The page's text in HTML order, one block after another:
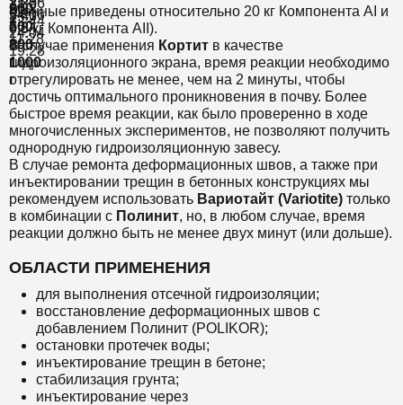
3:30
5:40
9:23
7:24
21:36
12:44
11:28
34:16
24:04
19:28
г
200
г
500
г
800
г
1000
г
(Данные приведены относительно 20 кг Компонента AI и
0,5 кг Компонента AII).
В случае применения Кортит в качестве
гидроизоляционного экрана, время реакции необходимо
отрегулировать не менее, чем на 2 минуты, чтобы
достичь оптимального проникновения в почву. Более
быстрое время реакции, как было проверенно в ходе
многочисленных экспериментов, не позволяют получить
однородную гидроизоляционную завесу.
В случае ремонта деформационных швов, а также при
инъектировании трещин в бетонных конструкциях мы
рекомендуем использовать Вариотайт (Variotite) только
в комбинации с Полинит, но, в любом случае, время
реакции должно быть не менее двух минут (или дольше).
ОБЛАСТИ ПРИМЕНЕНИЯ
для выполнения отсечной гидроизоляции;
восстановление деформационных швов с
добавлением Полинит (POLIKOR);
остановки протечек воды;
инъектирование трещин в бетоне;
стабилизация грунта;
инъектирование через